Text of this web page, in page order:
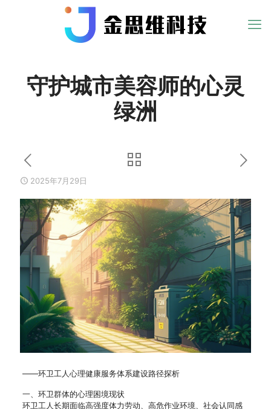
守护城市美容师的心灵
绿洲
2025年7月29日
——环卫工人心理健康服务体系建设路径探析
一、环卫群体的心理困境现状
环卫工人长期面临高强度体力劳动、高危作业环境、社会认同感